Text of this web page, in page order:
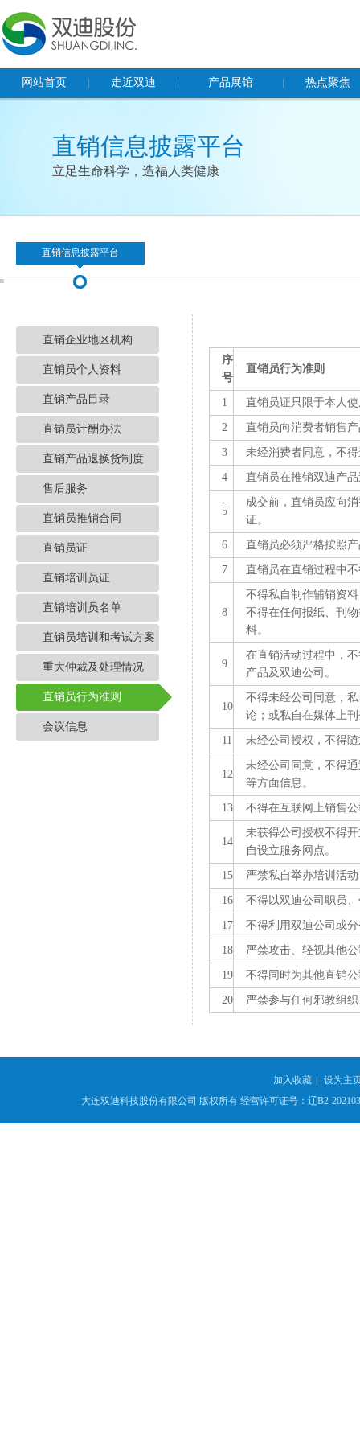
网站首页 走近双迪 产品展馆 热点聚焦
董事长致辞
企业概况
企业文化
食品
化妆品及日化产品
直销信息披露平台
立足生命科学，造福人类健康
直销信息披露平台
直销企业地区机构
直销员个人资料
直销产品目录
直销员计酬办法
直销产品退换货制度
售后服务
直销员推销合同
直销员证
直销培训员证
直销培训员名单
直销员培训和考试方案
重大仲裁及处理情况
直销员行为准则
会议信息
序
号
直销员行为准则
1 直销员证只限于本人
2 直销员向消费者销售
3 未经消费者同意，不
4 直销员在推销双迪产
5
成交前，直销员应向
证。
6 直销员必须严格按照
7 直销员在直销过程中
8
不得私自制作辅销资
不得在任何报纸、刊
料。
9
在直销活动过程中，
产品及双迪公司。
10
不得未经公司同意，
论；或私自在媒体上
11 未经公司授权，不得
12
未经公司同意，不得
等方面信息。
13 不得在互联网上销售
14
未获得公司授权不得
自设立服务网点。
15 严禁私自举办培训活
16 不得以双迪公司职员
17 不得利用双迪公司或
18 严禁攻击、轻视其他
19 不得同时为其他直销
20 严禁参与任何邪教组
加入收藏
设为主
大连双迪科技股份有限公司 版权所有经营许可证号：辽B2-